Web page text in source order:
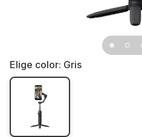
Elige color: Gris